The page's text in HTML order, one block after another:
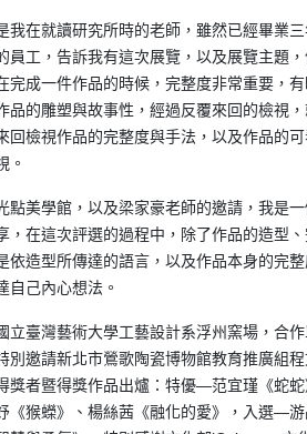
我在就讀研究所時的老師，雖然已經畢業
員工，告訴我有這次展覽，以及展覽主題
成一件作品的時候，完整度非常重要，
品的雕塑與故事性，經過反覆來回的檢視
檢視作品的完整度與手法，以及作品的
。
點美學館，以及梁家豪老師的邀請，我是
在這次評選的過程中，除了作品的造型
造型所傳達的語言，以及作品本身的完
自己內心想法。
立臺灣藝術大學工藝設計系浮州窯場，合
邀請新北市鶯歌陶瓷博物館教育推廣組
獎者暨得獎作品出爐：特優—范宜瑾《蛇
猴蠑》、楊絲茜《融化的愛》，入選—